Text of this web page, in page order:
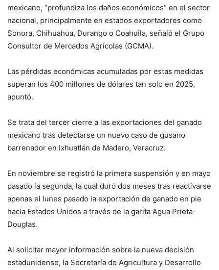
mexicano, “profundiza los daños económicos” en el sector
nacional, principalmente en estados exportadores como
Sonora, Chihuahua, Durango o Coahuila, señaló el Grupo
Consultor de Mercados Agrícolas (GCMA).
Las pérdidas económicas acumuladas por estas medidas
superan los 400 millones de dólares tan solo en 2025,
apuntó.
Se trata del tercer cierre a las exportaciones del ganado
mexicano tras detectarse un nuevo caso de gusano
barrenador en Ixhuatlán de Madero, Veracruz.
En noviembre se registró la primera suspensión y en mayo
pasado la segunda, la cual duró dos meses tras reactivarse
apenas el lunes pasado la exportación de ganado en pie
hacia Estados Unidos a través de la garita Agua Prieta-
Douglas.
Al solicitar mayor información sobre la nueva decisión
estadunidense, la Secretaría de Agricultura y Desarrollo